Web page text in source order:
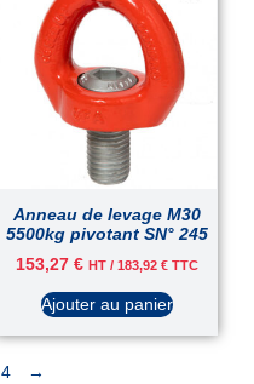
Anneau de levage M30
5500kg pivotant SN° 245
153,27 € HT / 183,92 €TTC
Ajouter au panier
4 →